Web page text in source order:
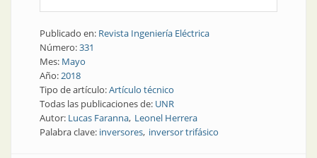
Publicado en: Revista Ingeniería Eléctrica
Número:331
Mes: Mayo
Año:2018
Tipo de artículo:Artículo técnico
Todas las publicaciones de: UNR
Autor: Lucas Faranna Leonel Herrera
Palabra clave: inversores inversor trifásico